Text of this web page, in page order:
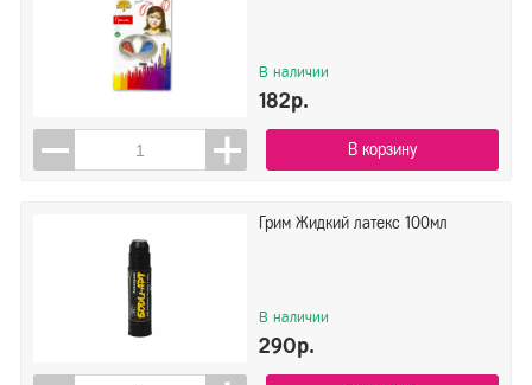
В наличии
182р.
В корзину
Грим Жидкий латекс 100мл
В наличии
290р.